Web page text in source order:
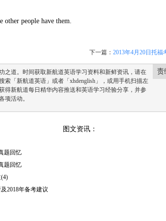
people have them.
下一篇： 2013年4月20日托福
之道。时间获取新航道英语学习资料和新鲜资讯，请在
索「新航道英语」或者「xhdenglish」，或用手机扫描左
得新航道每日精华内容推送和英语学习经验分享，并参
项活动。
责
题回忆
题回忆
2018年备考建议
图文资讯：